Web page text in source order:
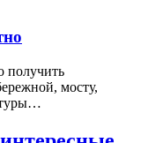
получить
мосту,